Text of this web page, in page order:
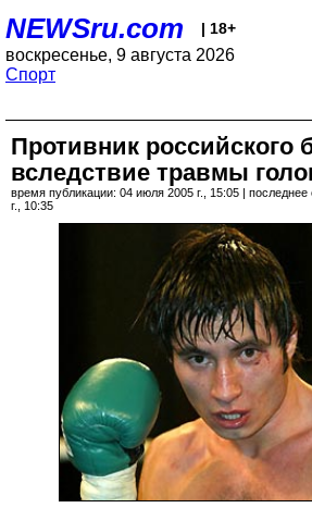
NEWSru.com | 18+
воскресенье, 9 августа 2026
Спорт
Противник российского
вследствие травмы
время публикации: 04 июля 2005 г., 15:05 |
г., 10:35